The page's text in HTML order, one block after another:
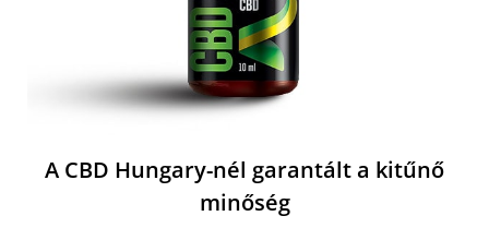
A CBD Hungary-nél garantált a kitűnő
minőség